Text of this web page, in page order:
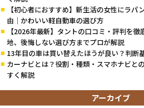
【初心者におすすめ】新生活の女性にラパ
由｜かわいい軽自動車の選び方
【2026年最新】タントの口コミ・評判を
地、後悔しない選び方までプロが解説
13年目の車は買い替えたほうが良い？判断
カーナビとは？役割・種類・スマホナビと
すく解説
アーカイブ